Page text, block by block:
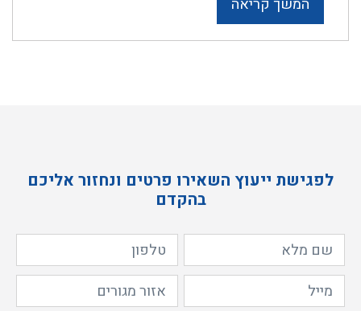
המשך קריאה
לפגישת ייעוץ השאירו פרטים ונחזור אליכם
בהקדם